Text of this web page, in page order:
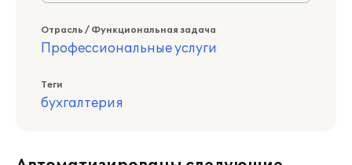
Отрасль / Функциональная задача
Профессиональные услуги
Теги
бухгалтерия